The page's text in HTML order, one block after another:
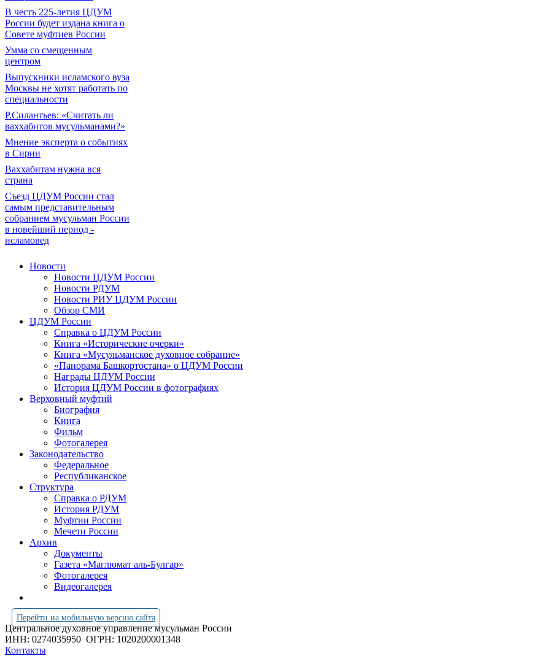
В честь 225-летия ЦДУМ
России будет издана книга о
Совете муфтиев России
Умма со смещенным
центром
Выпускники исламского вуза
Москвы не хотят работать по
специальности
Р.Силантьев: «Считать ли
ваххабитов мусульманами?»
Мнение эксперта о событиях
в Сирии
Ваххабитам нужна вся
страна
Съезд ЦДУМ России стал
самым представительным
собранием мусульман России
в новейший период -
исламовед
Новости
Новости ЦДУМ России
Новости РДУМ
Новости РИУ ЦДУМ России
Обзор СМИ
ЦДУМ России
Справка о ЦДУМ России
Книга «Исторические очерки»
Книга «Мусульманское духовное собрание»
«Панорама Башкортостана» о ЦДУМ России
Награды ЦДУМ России
История ЦДУМ России в фотографиях
Верховный муфтий
Биография
Книга
Фильм
Фотогалерея
Законодательство
Федеральное
Республиканское
Структура
Справка о РДУМ
История РДУМ
Муфтии России
Мечети России
Архив
Документы
Газета «Маглюмат аль-Булгар»
Фотогалерея
Видеогалерея
Перейти на мобильную версию сайта
Центральное духовное управление мусульман России
ИНН: 0274035950 ОГРН: 1020200001348
Контакты